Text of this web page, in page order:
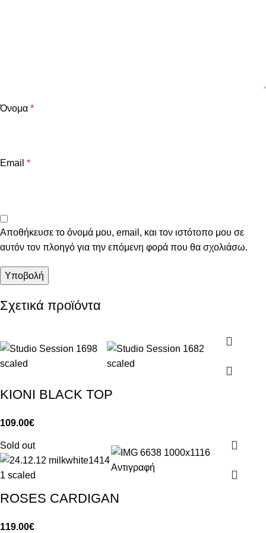
Όνομα *
Email *
Αποθήκευσε το όνομά μου, email, και τον ιστότοπο μου σε
αυτόν τον πλοηγό για την επόμενη φορά που θα σχολιάσω.
Σχετικά προϊόντα
KIONI BLACK TOP
109.00€
Sold out
ROSES CARDIGAN
119.00€